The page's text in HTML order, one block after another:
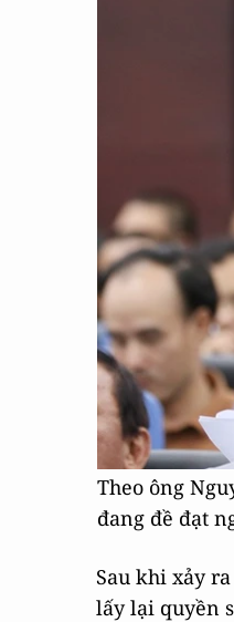
Theo ông
đang đề đạt
Sau khi xảy
lấy lại quyền